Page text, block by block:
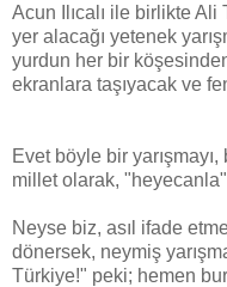
Acun Ilıcalı ile birlikte
yer alacağı yetenek
yurdun her bir
ekranlara taşıyacak ve
Evet böyle bir yarışmayı,
millet olarak,
Neyse biz, asıl ifade
dönersek, neymiş
Türkiye!" peki; hemen